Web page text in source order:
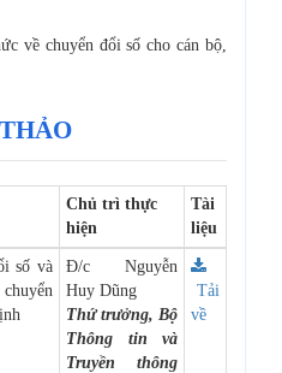
về chuyển đổi số cho cán bộ,
Chủ trì thực
hiện
Tài
liệu
số và
Đ/c Nguyễn
Huy Dũng
Thứ trưởng, Bộ
Thông tin và
Truyền thông
Tải
về